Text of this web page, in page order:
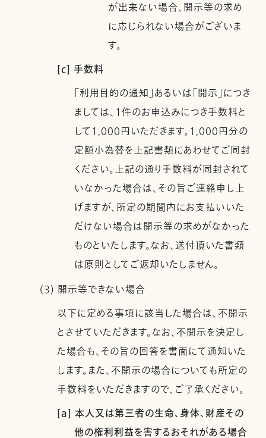
が出来ない場合、開示等の求め
に応じられない場合がございま
す。
[c] 手数料
「利用目的の通知」あるいは「開示」につき
ましては、1件のお申込みにつき手数料と
して1,000円いただきます。1,000円分の
定額小為替を上記書類にあわせてご同封
ください。上記の通り手数料が同封されて
いなかった場合は、その旨ご連絡申し上
げますが、所定の期間内にお支払いいた
だけない場合は開示等の求めがなかった
ものといたします。なお、送付頂いた書類
は原則としてご返却いたしません。
(3) 開示等できない場合
以下に定める事項に該当した場合は、不開示
とさせていただきます。なお、不開示を決定し
た場合も、その旨の回答を書面にて通知いた
します。また、不開示の場合についても所定の
手数料をいただきますので、ご了承ください。
[a] 本人又は第三者の生命、身体、財産その
他の権利利益を害するおそれがある場合